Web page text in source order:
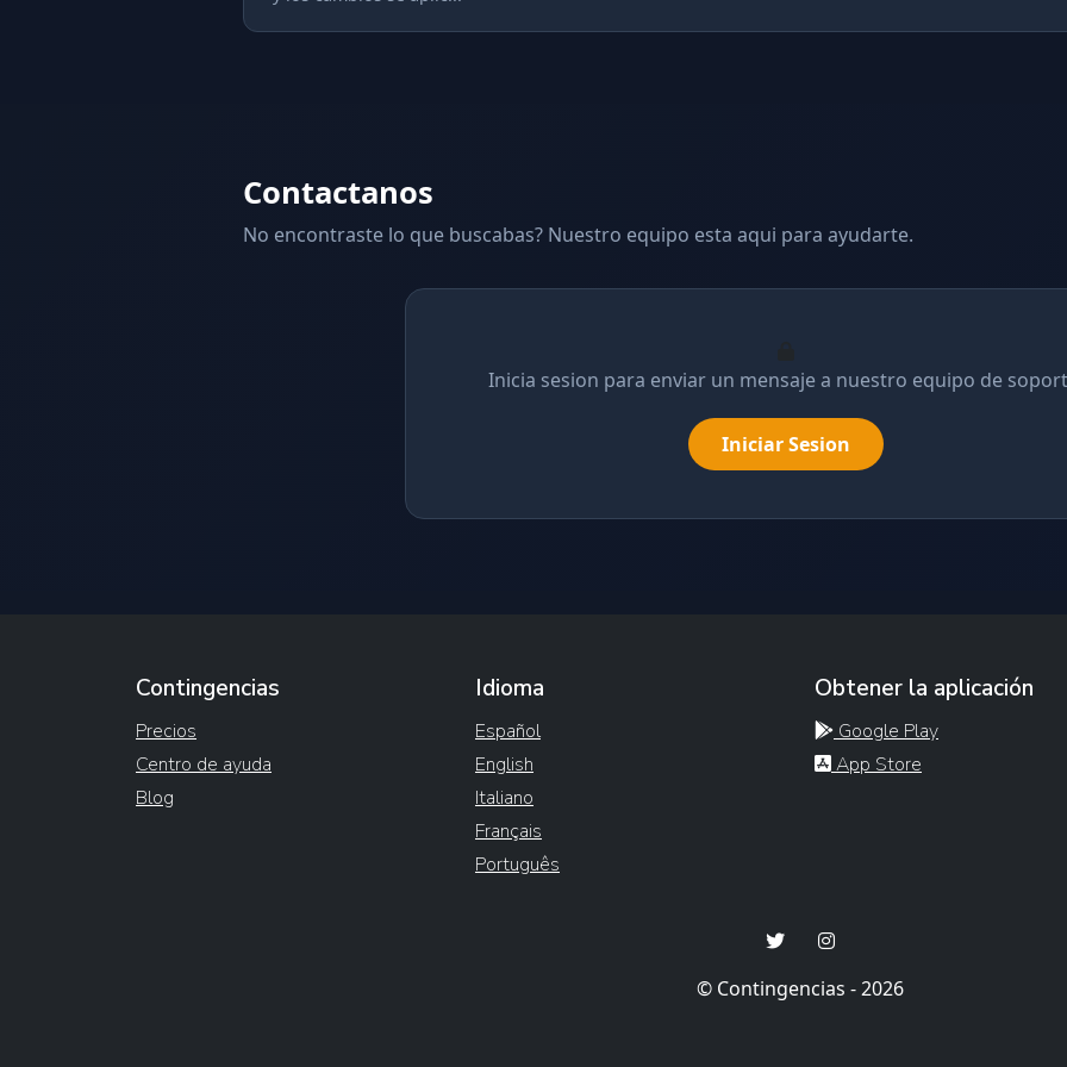
Contactanos
No encontraste lo que buscabas? Nuestro equipo esta aqui para ayudarte.
Inicia sesion para enviar un mensaje a nuestro equipo de
Iniciar Sesion
Contingencias
Precios
Centro de ayuda
Blog
Idioma
Español
English
Italiano
Français
Português
Obtener la aplicación
Google Play
App Store
© Contingencias - 2026